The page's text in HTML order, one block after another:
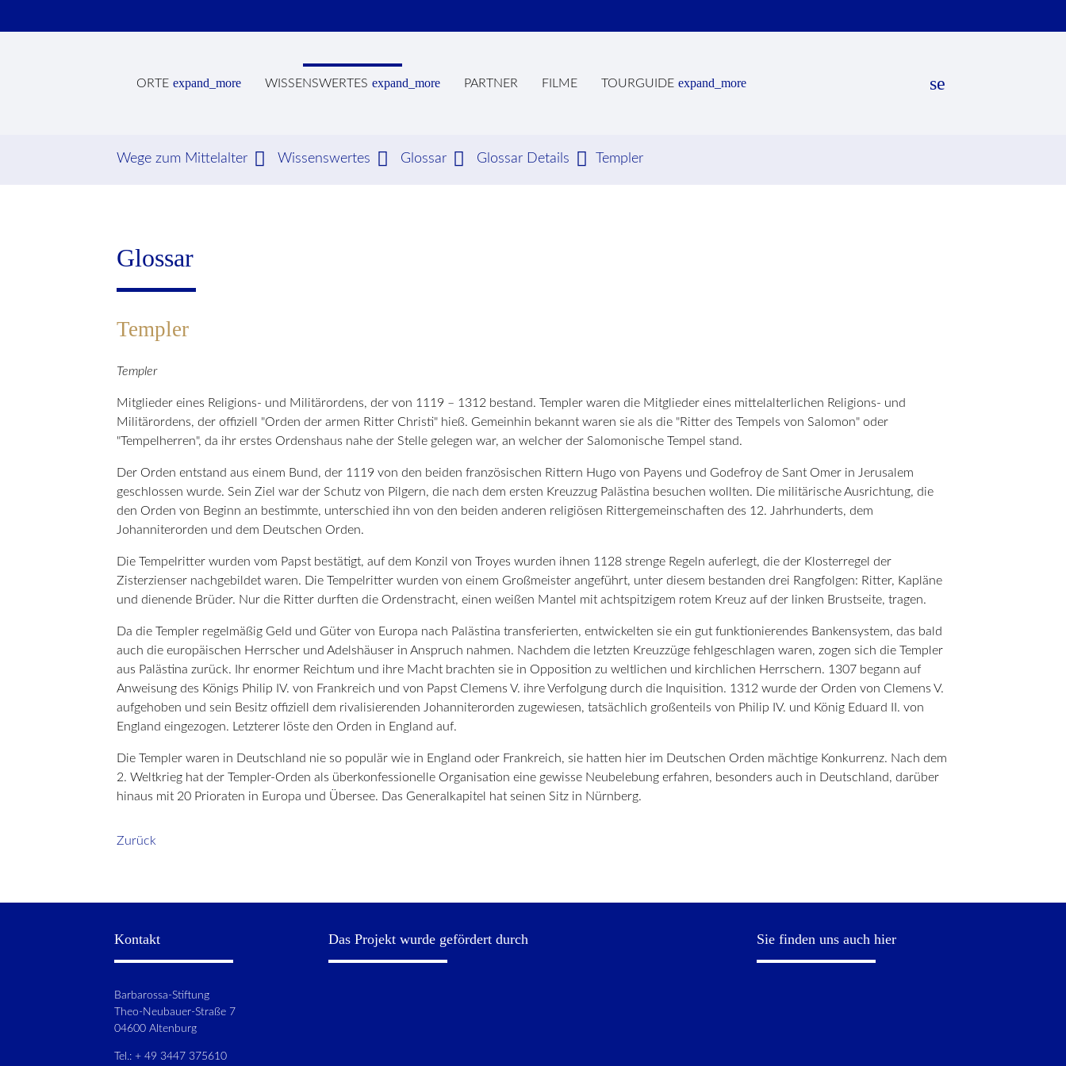
ORTE expand_more WISSENSWERTES expand_more PARTNER FILME TOURGUIDE expand_more search
Wege zum Mittelalter Wissenswertes Glossar Glossar Details Templer
Glossar
Templer
Templer
Mitglieder eines Religions- und Militärordens, der von 1119 – 1312 bestand. Templer waren die Mitglieder eines mittelalterlichen Religions- und
Militärordens, der offiziell "Orden der armen Ritter Christi" hieß. Gemeinhin bekannt waren sie als die "Ritter des Tempels von Salomon" oder
"Tempelherren", da ihr erstes Ordenshaus nahe der Stelle gelegen war, an welcher der Salomonische Tempel stand.
Der Orden entstand aus einem Bund, der 1119 von den beiden französischen Rittern Hugo von Payens und Godefroy de Sant Omer in Jerusalem
geschlossen wurde. Sein Ziel war der Schutz von Pilgern, die nach dem ersten Kreuzzug Palästina besuchen wollten. Die militärische Ausrichtung, die
den Orden von Beginn an bestimmte, unterschied ihn von den beiden anderen religiösen Rittergemeinschaften des 12. Jahrhunderts, dem
Johanniterorden und dem Deutschen Orden.
Die Tempelritter wurden vom Papst bestätigt, auf dem Konzil von Troyes wurden ihnen 1128 strenge Regeln auferlegt, die der Klosterregel der
Zisterzienser nachgebildet waren. Die Tempelritter wurden von einem Großmeister angeführt, unter diesem bestanden drei Rangfolgen: Ritter, Kapläne
und dienende Brüder. Nur die Ritter durften die Ordenstracht, einen weißen Mantel mit achtspitzigem rotem Kreuz auf der linken Brustseite, tragen.
Da die Templer regelmäßig Geld und Güter von Europa nach Palästina transferierten, entwickelten sie ein gut funktionierendes Bankensystem, das bald
auch die europäischen Herrscher und Adelshäuser in Anspruch nahmen. Nachdem die letzten Kreuzzüge fehlgeschlagen waren, zogen sich die Templer
aus Palästina zurück. Ihr enormer Reichtum und ihre Macht brachten sie in Opposition zu weltlichen und kirchlichen Herrschern. 1307 begann auf
Anweisung des Königs Philip IV. von Frankreich und von Papst Clemens V. ihre Verfolgung durch die Inquisition. 1312 wurde der Orden von Clemens V.
aufgehoben und sein Besitz offiziell dem rivalisierenden Johanniterorden zugewiesen, tatsächlich großenteils von Philip IV. und König Eduard II. von
England eingezogen. Letzterer löste den Orden in England auf.
Die Templer waren in Deutschland nie so populär wie in England oder Frankreich, sie hatten hier im Deutschen Orden mächtige Konkurrenz. Nach dem
2. Weltkrieg hat der Templer-Orden als überkonfessionelle Organisation eine gewisse Neubelebung erfahren, besonders auch in Deutschland, darüber
hinaus mit 20 Prioraten in Europa und Übersee. Das Generalkapitel hat seinen Sitz in Nürnberg.
Zurück
Kontakt
Barbarossa-Stiftung
Theo-Neubauer-Straße 7
04600 Altenburg
Tel.: + 49 3447 375610
Das Projekt wurde gefördert durch Sie finden uns auch hier